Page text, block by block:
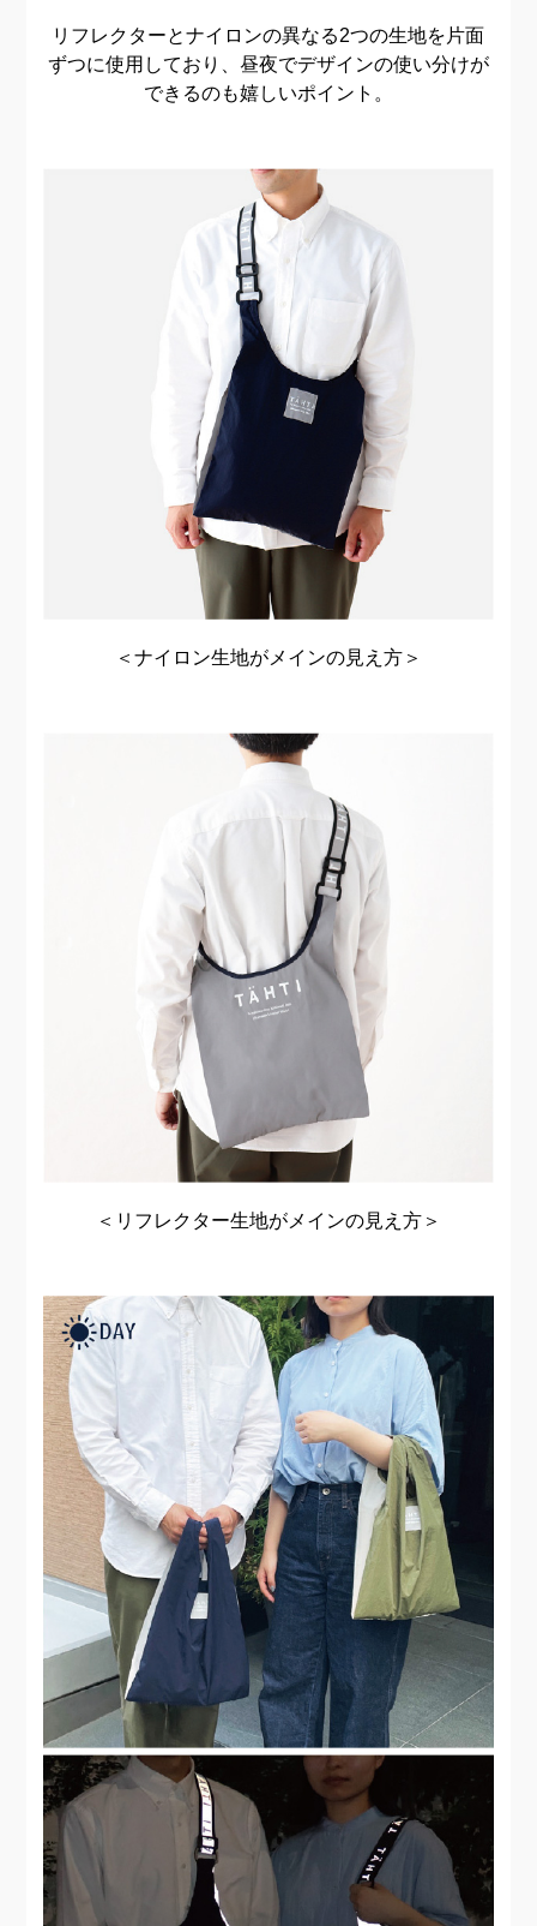
リフレクターとナイロンの異なる2つの生地を片面
ずつに使用しており、 昼夜でデザインの使い分けが
できるのも嬉しいポイント。
＜ナイロン生地がメインの見え方＞
＜リフレクター生地がメインの見え方＞